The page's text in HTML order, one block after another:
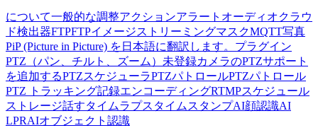
について一般的な調整アクションアラート オーディオクラウ
ド検出器FTPFTPイメージストリーミングマスクMQTT写真
PiP (Picture in Picture) を日本語に翻訳します。 プラグイン
PTZ（パン、チルト、ズーム） 未登録カメラのPTZサポート
を追加するPTZスケジューラPTZパトロールPTZパトロール
PTZ トラッキング記録エンコーディングRTMPスケジュール
ストレージ話すタイムラプス タイムスタンプAI顔認識AI
LPRAIオブジェクト認識